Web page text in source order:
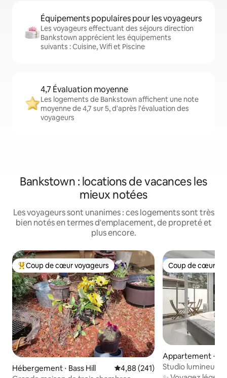
Équipements populaires pour les voyageurs
Les voyageurs effectuant des séjours direction
Bankstown apprécient les équipements
suivants : Cuisine, Wifi et Piscine
4,7 Évaluation moyenne
Les logements de Bankstown affichent une note
moyenne de 4,7 sur 5, d'après l'évaluation des
voyageurs
Bankstown : locations de vacances les
mieux notées
Les voyageurs sont unanimes : ces logements sont très
bien notés en termes d'emplacement, de propreté et
plus encore.
Coups de cœur voyageurs les plus appréciés
Coup de cœur voyageurs
Hébergement ⋅ Bass Hill Évaluation moyenne sur la
4,88 (241)
Coup de cœur
Coup de cœur
Appartement ⋅
Studio lumineux